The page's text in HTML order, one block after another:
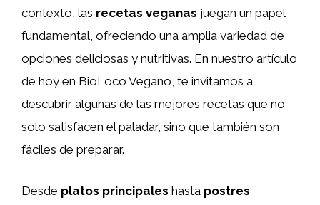
contexto, las recetas veganas juegan un papel
fundamental, ofreciendo una amplia variedad de
opciones deliciosas y nutritivas. En nuestro artículo
de hoy en BioLoco Vegano, te invitamos a
descubrir algunas de las mejores recetas que no
solo satisfacen el paladar, sino que también son
fáciles de preparar.
Desde platos principales hasta postres